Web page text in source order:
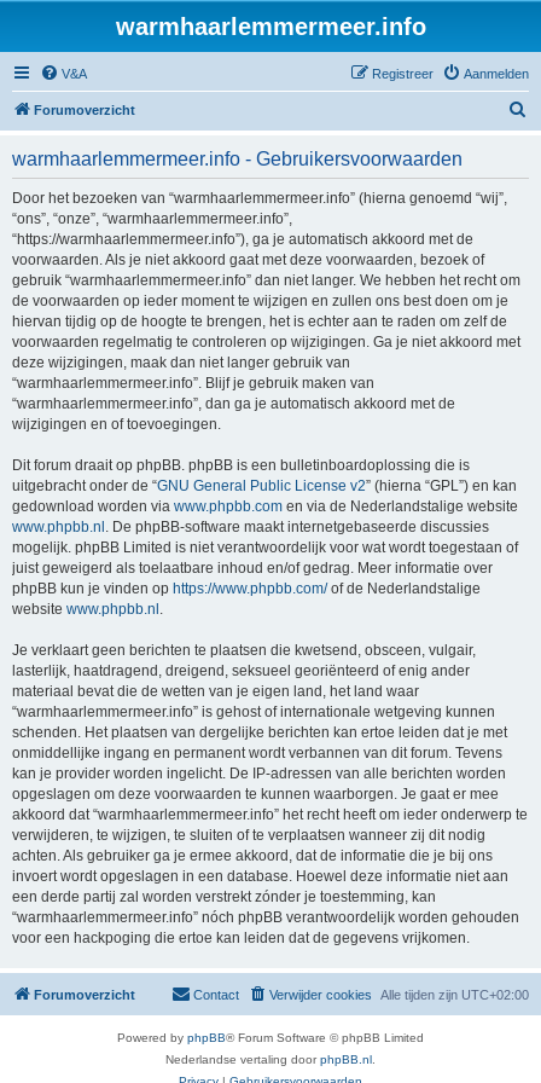
warmhaarlemmermeer.info
V&A Aanmelden
Registreer
Forumoverzicht
warmhaarlemmermeer.info - Gebruikersvoorwaarden
Door het bezoeken van “warmhaarlemmermeer.info” (hierna genoemd “wij”,
“ons”, “onze”, “warmhaarlemmermeer.info”,
“https://warmhaarlemmermeer.info”), ga je automatisch akkoord met de
voorwaarden. Als je niet akkoord gaat met deze voorwaarden, bezoek of
gebruik “warmhaarlemmermeer.info” dan niet langer. We hebben het recht om
de voorwaarden op ieder moment te wijzigen en zullen ons best doen om je
hiervan tijdig op de hoogte te brengen, het is echter aan te raden om zelf de
voorwaarden regelmatig te controleren op wijzigingen. Ga je niet akkoord met
deze wijzigingen, maak dan niet langer gebruik van
“warmhaarlemmermeer.info”. Blijf je gebruik maken van
“warmhaarlemmermeer.info”, dan ga je automatisch akkoord met de
wijzigingen en of toevoegingen.
Dit forum draait op phpBB. phpBB is een bulletinboardoplossing die is
uitgebracht onder de “GNU General Public License v2” (hierna “GPL”) en kan
gedownload worden via www.phpbb.com en via de Nederlandstalige website
www.phpbb.nl . De phpBB-software maakt internetgebaseerde discussies
mogelijk. phpBB Limited is niet verantwoordelijk voor wat wordt toegestaan of
juist geweigerd als toelaatbare inhoud en/of gedrag. Meer informatie over
phpBB kun je vinden op https://www.phpbb.com/of de Nederlandstalige
website www.phpbb.nl .
Je verklaart geen berichten te plaatsen die kwetsend, obsceen, vulgair,
lasterlijk, haatdragend, dreigend, seksueel georiënteerd of enig ander
materiaal bevat die de wetten van je eigen land, het land waar
“warmhaarlemmermeer.info” is gehost of internationale wetgeving kunnen
schenden. Het plaatsen van dergelijke berichten kan ertoe leiden dat je met
onmiddellijke ingang en permanent wordt verbannen van dit forum. Tevens
kan je provider worden ingelicht. De IP-adressen van alle berichten worden
opgeslagen om deze voorwaarden te kunnen waarborgen. Je gaat er mee
akkoord dat “warmhaarlemmermeer.info” het recht heeft om ieder onderwerp te
verwijderen, te wijzigen, te sluiten of te verplaatsen wanneer zij dit nodig
achten. Als gebruiker ga je ermee akkoord, dat de informatie die je bij ons
invoert wordt opgeslagen in een database. Hoewel deze informatie niet aan
een derde partij zal worden verstrekt zónder je toestemming, kan
“warmhaarlemmermeer.info” nóch phpBB verantwoordelijk worden gehouden
voor een hackpoging die ertoe kan leiden dat de gegevens vrijkomen.
Forumoverzicht Alle tijden zijn UTC+02:00
Verwijder cookies
Contact
Powered by phpBB® Forum Software © phpBB Limited
Nederlandse vertaling doorphpBB.nl